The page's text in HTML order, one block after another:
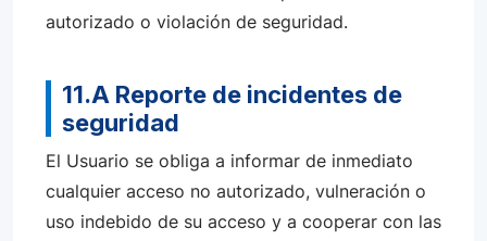
autorizado o violación de seguridad.
11.A Reporte de incidentes de
seguridad
El Usuario se obliga a informar de inmediato
cualquier acceso no autorizado, vulneración o
uso indebido de su acceso y a cooperar con las